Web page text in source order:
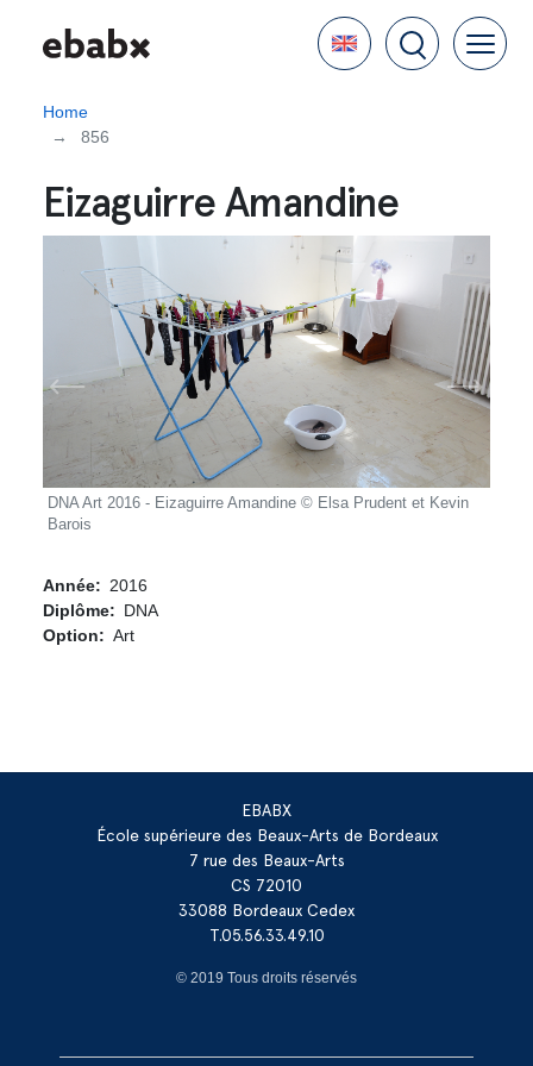
Language
Home
856
Eizaguirre Amandine
DNA Art 2016 - Eizaguirre Amandine © Elsa Prudent et Kevin
Barois
Année
2016
Diplôme
DNA
Option
Art
EBABX
École supérieure des Beaux-Arts de Bordeaux
7 rue des Beaux-Arts
CS 72010
33088 Bordeaux Cedex
T.05.56.33.49.10
© 2019 Tous droits réservés